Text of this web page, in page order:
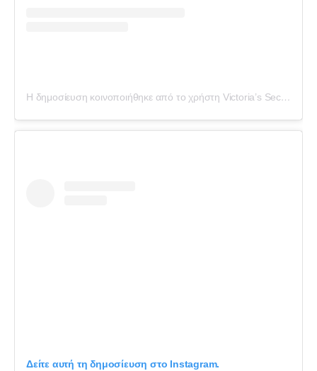
Η δημοσίευση κοινοποιήθηκε από το χρήστη Victoria’s Secret (@victoriassecret)
Δείτε αυτή τη δημοσίευση στο Instagram.